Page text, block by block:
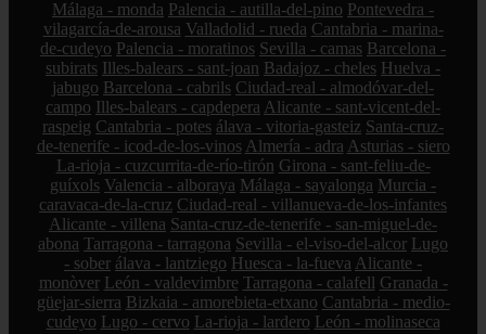
Málaga - monda Palencia - autilla-del-pino Pontevedra -
vilagarcía-de-arousa Valladolid - rueda Cantabria - marina-
de-cudeyo Palencia - moratinos Sevilla - camas Barcelona -
subirats Illes-balears - sant-joan Badajoz - cheles Huelva -
jabugo Barcelona - cabrils Ciudad-real - almodóvar-del-
campo Illes-balears - capdepera Alicante - sant-vicent-del-
raspeig Cantabria - potes álava - vitoria-gasteiz Santa-cruz-
de-tenerife - icod-de-los-vinos Almería - adra Asturias - siero
La-rioja - cuzcurrita-de-río-tirón Girona - sant-feliu-de-
guíxols Valencia - alboraya Málaga - sayalonga Murcia -
caravaca-de-la-cruz Ciudad-real - villanueva-de-los-infantes
Alicante - villena Santa-cruz-de-tenerife - san-miguel-de-
abona Tarragona - tarragona Sevilla - el-viso-del-alcor Lugo
- sober álava - lantziego Huesca - la-fueva Alicante -
monòver León - valdevimbre Tarragona - calafell Granada -
güejar-sierra Bizkaia - amorebieta-etxano Cantabria - medio-
cudeyo Lugo - cervo La-rioja - lardero León - molinaseca